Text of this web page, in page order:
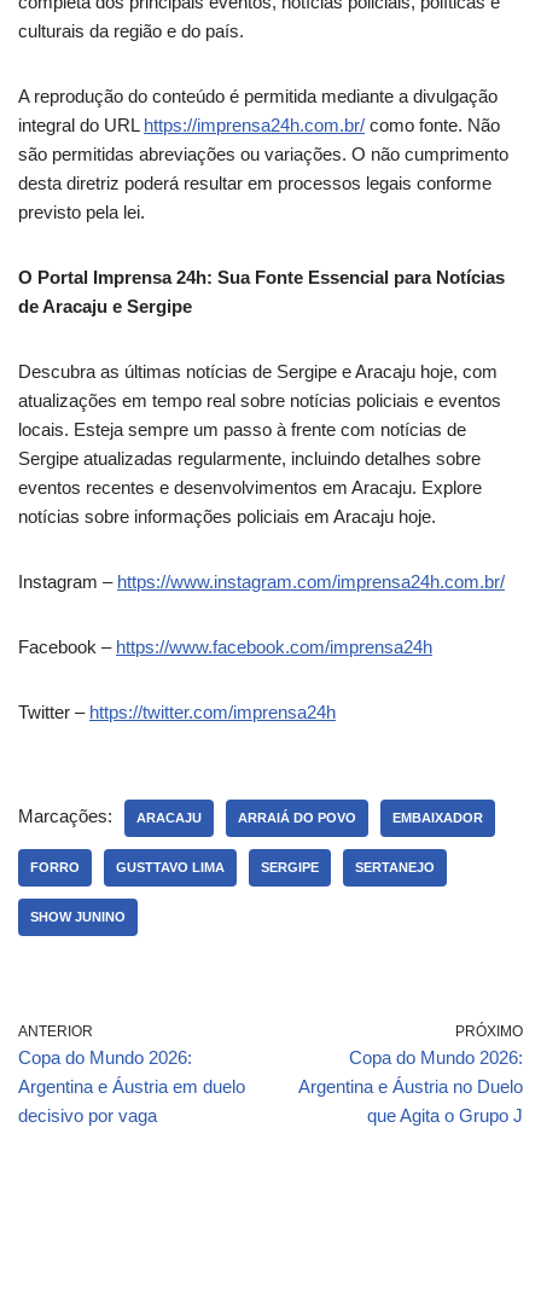
culturais da região e do país.
A reprodução do conteúdo é permitida mediante a divulgação
integral do URL https://imprensa24h.com.br/ como fonte. Não
são permitidas abreviações ou variações. O não cumprimento
desta diretriz poderá resultar em processos legais conforme
previsto pela lei.
O Portal Imprensa 24h: Sua Fonte Essencial para Notícias
de Aracaju e Sergipe
Descubra as últimas notícias de Sergipe e Aracaju hoje, com
atualizações em tempo real sobre notícias policiais e eventos
locais. Esteja sempre um passo à frente com notícias de
Sergipe atualizadas regularmente, incluindo detalhes sobre
eventos recentes e desenvolvimentos em Aracaju. Explore
notícias sobre informações policiais em Aracaju hoje.
Instagram – https://www.instagram.com/imprensa24h.com.br/
Facebook – https://www.facebook.com/imprensa24h
Twitter – https://twitter.com/imprensa24h
Marcações: ARACAJU ARRAIÁ DO POVO EMBAIXADOR
FORRO GUSTTAVO LIMA SERGIPE SERTANEJO
SHOW JUNINO
ANTERIOR
Copa do Mundo 2026:
Argentina e Áustria em duelo
decisivo por vaga
PRÓXIMO
Copa do Mundo 2026:
Argentina e Áustria no Duelo
que Agita o Grupo J